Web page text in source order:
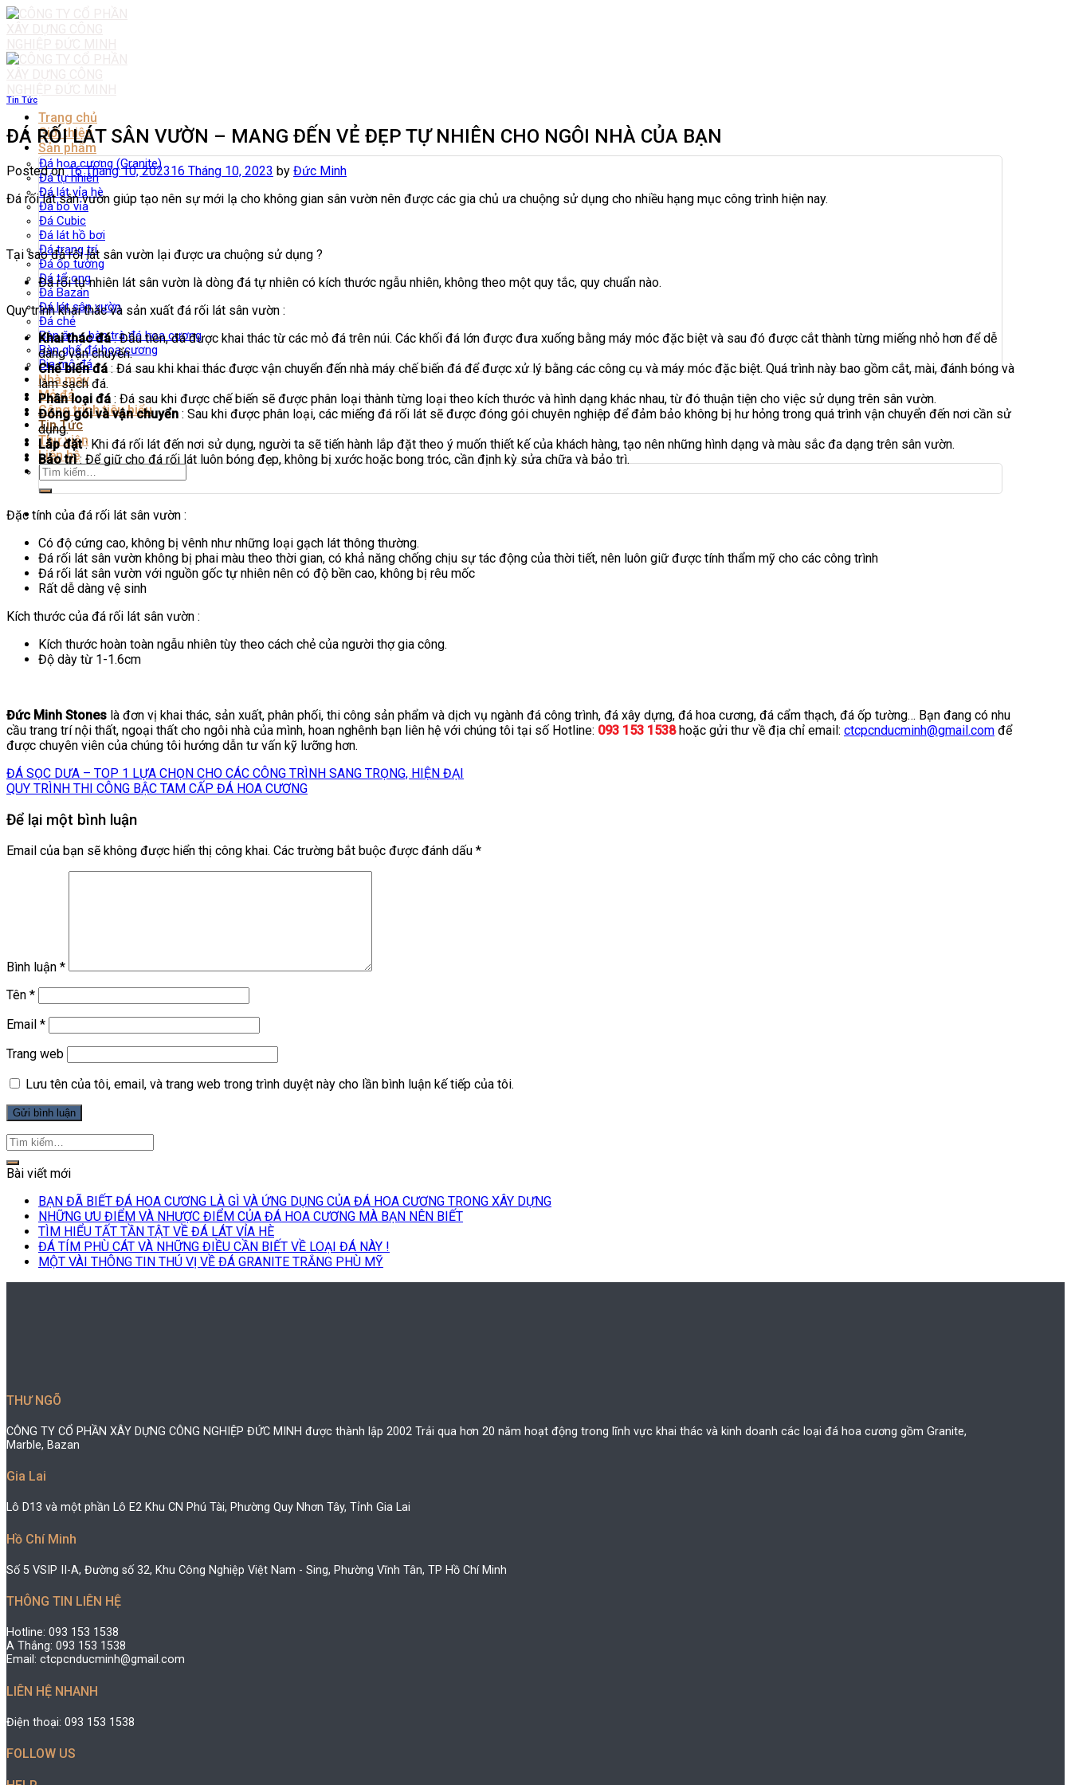
Skip
Trang chủ
Giới thiệu
Sản phẩm
Đá hoa cương (Granite)
Đá tự nhiên
Đá lát vỉa hè
Đá bó vỉa
Đá Cubic
Đá lát hồ bơi
Đá trang trí
Đá ốp tường
Đá tổ ong
Đá Bazan
Đá lát sân vườn
Đá chẻ
Bàn ăn – bàn trà đá hoa cương
Bàn ghế đá hoa cương
Bia mộ đá
Nhà máy
Mỏ đá
Công trình tiêu biểu
Tin Tức
Thư viện
Liên hệ
Tìm
kiếm:
Tin Tức
ĐÁ RỐI LÁT SÂN VƯỜN – MANG ĐẾN VẺ ĐẸP TỰ NHIÊN CHO NGÔI NHÀ CỦA BẠN
Posted on16 Tháng 10, 202316 Tháng 10, 2023 by Đức Minh
Đá rối lát sân vườn giúp tạo nên sự mới lạ cho không gian sân vườn nên được các gia chủ ưa chuộng sử dụng cho nhiều hạng mục công trình hiện nay.
Tại sao đá rối lát sân vườn lại được ưa chuộng sử dụng ?
Đá rối tự nhiên lát sân vườn là dòng đá tự nhiên có kích thước ngẫu nhiên, không theo một quy tắc, quy chuẩn nào.
Quy trình khai thác và sản xuất đá rối lát sân vườn :
Khai thác đá: Đầu tiên, đá được khai thác từ các mỏ đá trên núi. Các khối đá lớn được đưa xuống bằng máy móc đặc biệt và sau đó được cắt thành từng miếng nhỏ hơn để dễ
dàng vận chuyển.
Chế biến đá: Đá sau khi khai thác được vận chuyển đến nhà máy chế biến đá để được xử lý bằng các công cụ và máy móc đặc biệt. Quá trình này bao gồm cắt, mài, đánh bóng và
làm sạch đá.
Phân loại đá : Đá sau khi được chế biến sẽ được phân loại thành từng loại theo kích thước và hình dạng khác nhau, từ đó thuận tiện cho việc sử dụng trên sân vườn.
Đóng gói và vận chuyển : Sau khi được phân loại, các miếng đá rối lát sẽ được đóng gói chuyên nghiệp để đảm bảo không bị hư hỏng trong quá trình vận chuyển đến nơi cần sử
dụng.
Lắp đặt: Khi đá rối lát đến nơi sử dụng, người ta sẽ tiến hành lắp đặt theo ý muốn thiết kế của khách hàng, tạo nên những hình dạng và màu sắc đa dạng trên sân vườn.
Bảo trì: Để giữ cho đá rối lát luôn bóng đẹp, không bị xước hoặc bong tróc, cần định kỳ sửa chữa và bảo trì.
Đặc tính của đá rối lát sân vườn :
Có độ cứng cao, không bị vênh như những loại gạch lát thông thường.
Đá rối lát sân vườn không bị phai màu theo thời gian, có khả năng chống chịu sự tác động của thời tiết, nên luôn giữ được tính thẩm mỹ cho các công trình
Đá rối lát sân vườn với nguồn gốc tự nhiên nên có độ bền cao, không bị rêu mốc
Rất dễ dàng vệ sinh
Kích thước của đá rối lát sân vườn :
Kích thước hoàn toàn ngẫu nhiên tùy theo cách chẻ của người thợ gia công.
Độ dày từ 1-1.6cm
Đức Minh Stones là đơn vị khai thác, sản xuất, phân phối, thi công sản phẩm và dịch vụ ngành đá công trình, đá xây dựng, đá hoa cương, đá cẩm thạch, đá ốp tường… Bạn đang có nhu
cầu trang trí nội thất, ngoại thất cho ngôi nhà của mình, hoan nghênh bạn liên hệ với chúng tôi tại số Hotline: 093 153 1538hoặc gửi thư về địa chỉ email: ctcpcnducminh@gmail.com để
được chuyên viên của chúng tôi hướng dẫn tư vấn kỹ lưỡng hơn.
ĐÁ SỌC DƯA – TOP 1 LỰA CHỌN CHO CÁC CÔNG TRÌNH SANG TRỌNG, HIỆN ĐẠI
QUY TRÌNH THI CÔNG BẬC TAM CẤP ĐÁ HOA CƯƠNG
Để lại một bình luận
Email của bạn sẽ không được hiển thị công khai. Các trường bắt buộc được đánh dấu *
Bình luận *
Tên *
Email *
Trang web
Lưu tên của tôi, email, và trang web trong trình duyệt này cho lần bình luận kế tiếp của tôi.
Bài viết mới
BẠN ĐÃ BIẾT ĐÁ HOA CƯƠNG LÀ GÌ VÀ ỨNG DỤNG CỦA ĐÁ HOA CƯƠNG TRONG XÂY DỰNG
NHỮNG ƯU ĐIỂM VÀ NHƯỢC ĐIỂM CỦA ĐÁ HOA CƯƠNG MÀ BẠN NÊN BIẾT
TÌM HIỂU TẤT TẦN TẬT VỀ ĐÁ LÁT VỈA HÈ
ĐÁ TÍM PHÙ CÁT VÀ NHỮNG ĐIỀU CẦN BIẾT VỀ LOẠI ĐÁ NÀY !
MỘT VÀI THÔNG TIN THÚ VỊ VỀ ĐÁ GRANITE TRẮNG PHÙ MỸ
THƯ NGÕ
CÔNG TY CỔ PHẦN XÂY DỰNG CÔNG NGHIỆP ĐỨC MINH được thành lập 2002 Trải qua hơn 20 năm hoạt động trong lĩnh vực khai thác và kinh doanh các loại đá hoa cương gồm Granite,
Marble, Bazan
Gia Lai
Lô D13 và một phần Lô E2 Khu CN Phú Tài, Phường Quy Nhơn Tây, Tỉnh Gia Lai
Hồ Chí Minh
Số 5 VSIP II-A, Đường số 32, Khu Công Nghiệp Việt Nam - Sing, Phường Vĩnh Tân, TP Hồ Chí Minh
THÔNG TIN LIÊN HỆ
Hotline: 093 153 1538
A Thắng: 093 153 1538
Email: ctcpcnducminh@gmail.com
LIÊN HỆ NHANH
Điện thoại: 093 153 1538
FOLLOW US